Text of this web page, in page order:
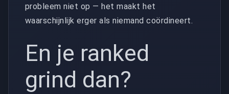
probleem niet op — het maakt het
waarschijnlijk erger als niemand coördineert.
En je ranked
grind dan?